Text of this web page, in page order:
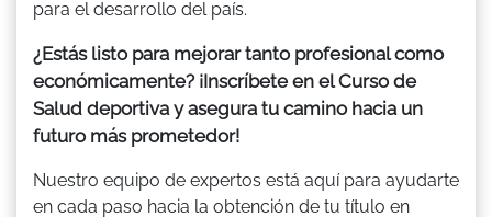
para el desarrollo del país.
¿Estás listo para mejorar tanto profesional como
económicamente? ¡Inscríbete en el Curso de
Salud deportiva y asegura tu camino hacia un
futuro más prometedor!
Nuestro equipo de expertos está aquí para ayudarte
en cada paso hacia la obtención de tu título en